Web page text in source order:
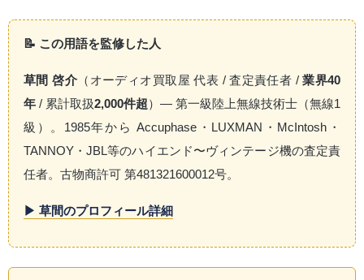
📝 この用語を監修した人
草間 啓介 （オーディオ買取屋 代表 / 査定責任者 /業界40
年 / 累計取扱2,000件超）— 第一級陸上無線技術士（無線1
級）。1985年から Accuphase・LUXMAN・McIntosh・
TANNOY・JBL等のハイエンド〜ヴィンテージ機の査定責
任者。古物商許可 第481321600012号。
▶ 草間のプロフィール詳細